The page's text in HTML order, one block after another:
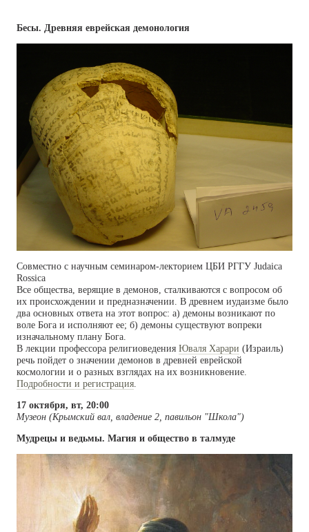
Бесы. Древняя еврейская демонология
Совместно с научным семинаром-лекторием ЦБИ РГГУ Judaica
Rossica
Все общества, верящие в демонов, сталкиваются с вопросом об
их происхождении и предназначении. В древнем иудаизме было
два основных ответа на этот вопрос: а) демоны возникают по
воле Бога и исполняют ее; б) демоны существуют вопреки
изначальному плану Бога.
В лекции профессора религиоведения Юваля Харари (Израиль)
речь пойдет о значении демонов в древней еврейской
космологии и о разных взглядах на их возникновение.
Подробности и регистрация.
17 октября, вт, 20:00
Музеон (Крымский вал, владение 2, павильон "Школа")
Мудрецы и ведьмы. Магия и общество в талмуде